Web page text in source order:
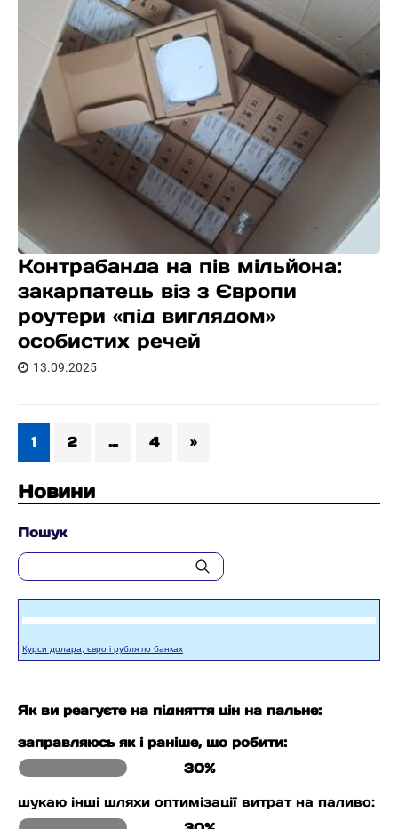
Контрабанда на пів мільйона:
закарпатець віз з Європи
роутери «під виглядом»
особистих речей
13.09.2025
1 2 … 4 »
Новини
Пошук
Курси долара, євро і рубля по банках
Як ви реагуєте на підняття цін на пальне:
заправляюсь як і раніше, що робити:
30%
шукаю інші шляхи оптимізації витрат на паливо: